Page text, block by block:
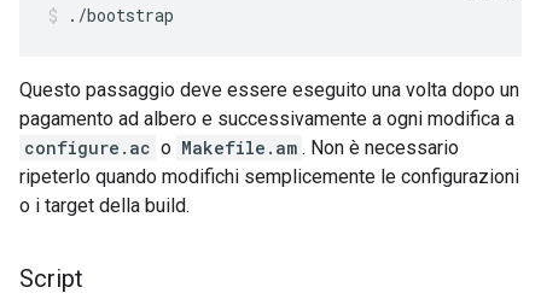
./bootstrap
Questo passaggio deve essere eseguito una volta dopo un
pagamento ad albero e successivamente a ogni modifica a
configure.ac o Makefile.am . Non è necessario
ripeterlo quando modifichi semplicemente le configurazioni
o i target della build.
Script